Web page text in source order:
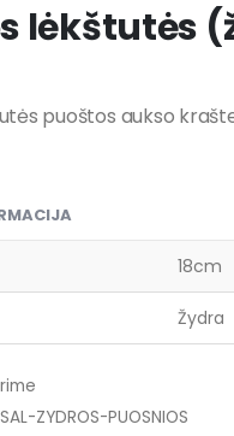
lėkštutės
puoštos aukso
18cm
Žydra
SAL-ZYDROS-PUOSNIOS